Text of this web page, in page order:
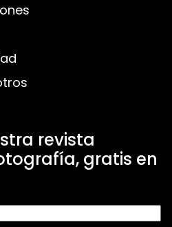
revista
gratis en